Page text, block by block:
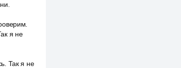
я не
Так я не